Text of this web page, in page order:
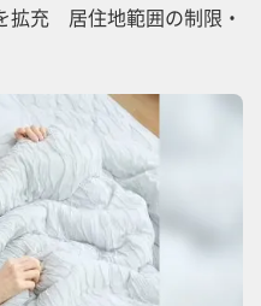
拡充 居住地範囲の制限・